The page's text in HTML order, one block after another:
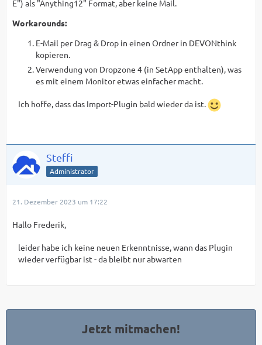
E") als "Anything12" Format, aber keine Mail.
Workarounds:
E-Mail per Drag & Drop in einen Ordner in DEVONthink
kopieren.
Verwendung von Dropzone 4 (in SetApp enthalten), was
es mit einem Monitor etwas einfacher macht.
Ich hoffe, dass das Import-Plugin bald wieder da ist.
Steffi
Administrator
21. Dezember 2023 um 17:22
Hallo Frederik,
leider habe ich keine neuen Erkenntnisse, wann das Plugin
wieder verfügbar ist - da bleibt nur abwarten
Jetzt mitmachen!